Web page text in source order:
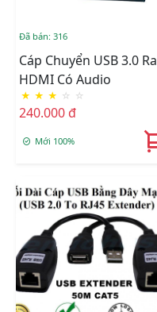
Đã bán: 316
Cáp Chuyển USB 3.0 Ra
HDMI Có Audio
★ ★ ★ ☆ ☆
240.000 đ
Mới 100%